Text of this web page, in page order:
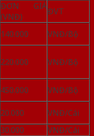
ĐƠN GIÁ
(VNĐ)
ĐVT
140.000
VNĐ/Bộ
220.000 VNĐ/Bộ
450.000 VNĐ/Bộ
20.000
VNĐ/Cái
30.000 VNĐ/Cái